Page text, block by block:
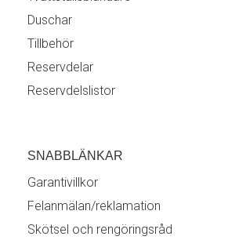
Duschar
Tillbehör
Reservdelar
Reservdelslistor
SNABBLÄNKAR
Garantivillkor
Felanmälan/reklamation
Skötsel och rengöringsråd